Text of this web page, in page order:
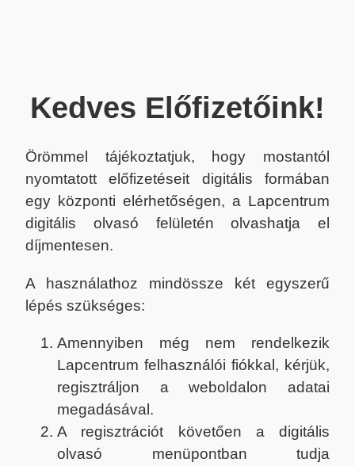
Kedves Előfizetőink!
Örömmel tájékoztatjuk, hogy mostantól
nyomtatott előfizetéseit digitális formában
egy központi elérhetőségen, a Lapcentrum
digitális olvasó felületén olvashatja el
díjmentesen.
A használathoz mindössze két egyszerű
lépés szükséges:
Amennyiben még nem rendelkezik
Lapcentrum felhasználói fiókkal, kérjük,
regisztráljon a weboldalon adatai
megadásával.
A regisztrációt követően a digitális
olvasó menüpontban tudja